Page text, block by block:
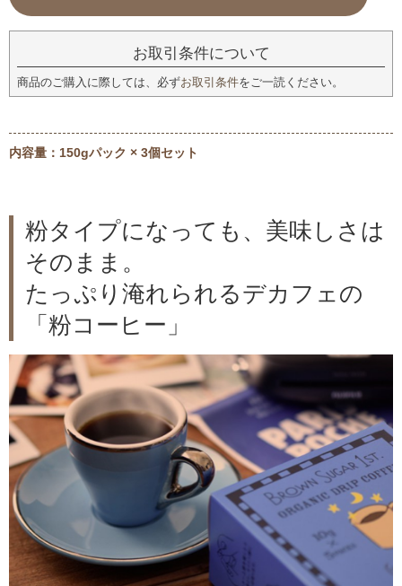
お取引条件について
商品のご購入に際しては、必ずお取引条件をご一読ください。
内容量：150gパック × 3個セット
粉タイプになっても、美味しさは
そのまま。
たっぷり淹れられるデカフェの
「粉コーヒー」